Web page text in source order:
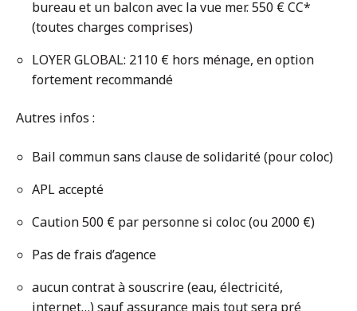
bureau et un balcon avec la vue mer. 550 € CC*
(toutes charges comprises)
LOYER GLOBAL: 2110 € hors ménage, en option
fortement recommandé
Autres infos :
Bail commun sans clause de solidarité (pour coloc)
APL accepté
Caution 500 € par personne si coloc (ou 2000 €)
Pas de frais d’agence
aucun contrat à souscrire (eau, électricité,
internet…) sauf assurance mais tout sera pré